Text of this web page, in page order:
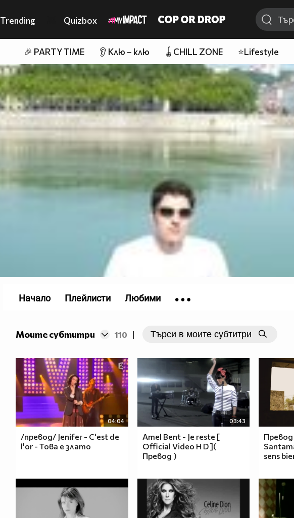
Trending Quizbox
🎉 PARTY TIME 👂 Клю – клю 🪀CHILL ZONE ⭐Lifestyle
Моите субтитри 110 |
04:04
/превод/ Jenifer - C'est de
l'or - Това е злато
03:43
Amel Bent - Je reste [
Official Video H D ](
Превод )
Превод
sens
Начало Плейлисти Любими